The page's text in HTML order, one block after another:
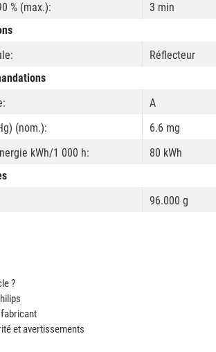
% (max.):
3 min
Réflecteur
A
(nom.):
6.6 mg
kWh/1 000 h:
80 kWh
96.000 g
?
et avertissements